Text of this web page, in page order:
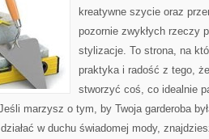
kreatywne szycie oraz
pozornie zwykłych rzeczy
stylizacje. To strona, na
praktyka i radość z tego,
stworzyć coś, co idealnie
marzysz o tym, by Twoja garderoba
w duchu świadomej mody,